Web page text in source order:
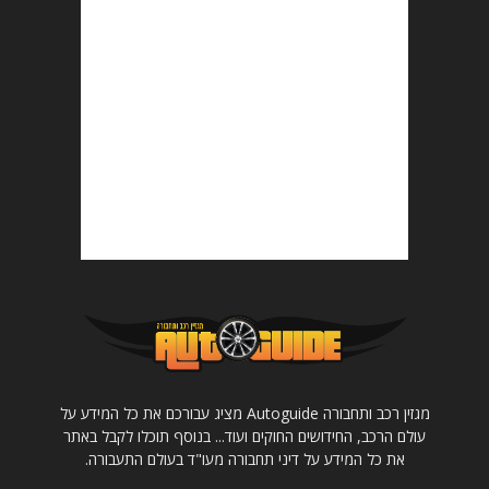
מגזין רכב ותחבורה Autoguide מציג עבורכם את כל המידע על
עולם הרכב, החידושים החוקים ועוד... בנוסף תוכלו לקבל באתר
את כל המידע על דיני תחבורה מעו"ד בעולם התעבורה.